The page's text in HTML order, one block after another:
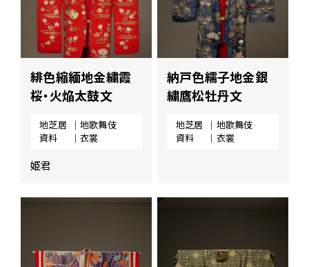
緋色縮緬地金繍霞
桜・火焔太鼓文
地芝居
｜地歌舞伎
資料
｜衣裳
姫君
納戸色繻子地金銀
繍鷹松牡丹文
地芝居
｜地歌舞伎
資料
｜衣裳